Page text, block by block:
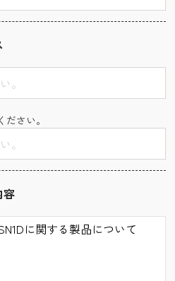
さい。
容